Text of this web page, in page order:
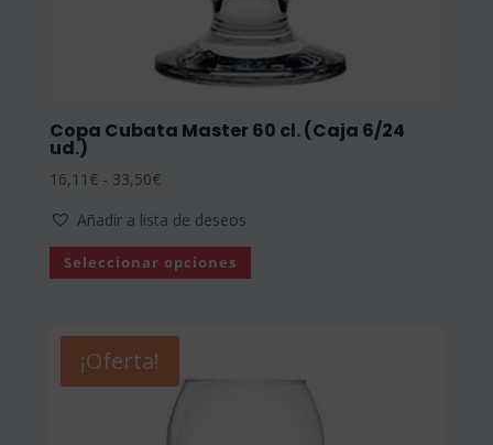
Copa Cubata Master 60 cl. (Caja 6/24
ud.)
16,11 € - 33,50€Rango
precios:
desde
16,11€
Añadir a lista de deseos
Seleccionar opciones
Este
¡Oferta!